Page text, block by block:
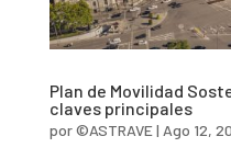
Plan de Movilidad
claves principales
por©ASTRAVE| Ago 12,